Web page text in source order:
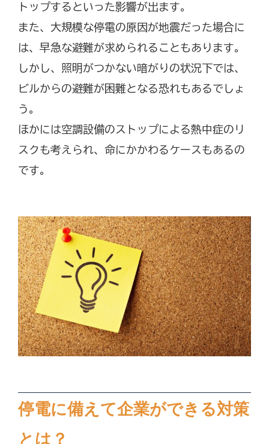
トップするといった影響が出ます。
また、大規模な停電の原因が地震だった場合に
は、早急な避難が求められることもあります。
しかし、照明がつかない暗がりの状況下では、
ビルからの避難が困難となる恐れもあるでしょ
う。
ほかには空調設備のストップによる熱中症のリ
スクも考えられ、命にかかわるケースもあるの
です。
停電に備えて企業ができる対策
とは？